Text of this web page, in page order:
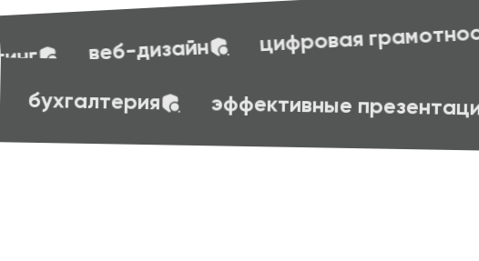
цифровая грамотность бухгалтерия
грамотность бухгалтерия